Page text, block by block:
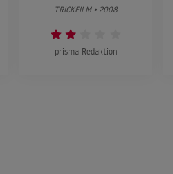
TRICKFILM • 2008
prisma-Redaktion